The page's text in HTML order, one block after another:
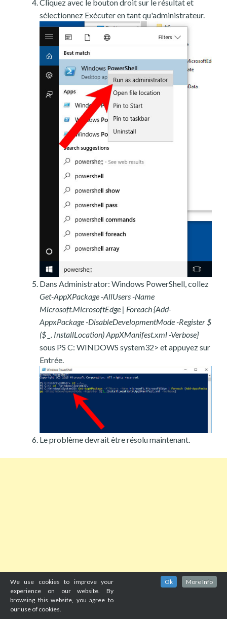
Cliquez avec le bouton droit sur le résultat et
sélectionnez Exécuter en tant qu'administrateur.
Dans Administrator: Windows PowerShell, collez
Get-AppXPackage -AllUsers -Name
Microsoft.MicrosoftEdge | Foreach {Add-
AppxPackage -DisableDevelopmentMode -Register $
($ _. InstallLocation) AppXManifest.xml -Verbose}
sous PS C: WINDOWS system32> et appuyez sur
Entrée.
Le problème devrait être résolu maintenant.
We use cookies to improve your
experience on our website. By
browsing this website, you agree to
our use of cookies.
Ok More Info